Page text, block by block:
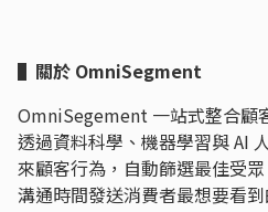
▌關於 OmniSegment
OmniSegement 一站式整合顧
透過資料科學、機器學習與 AI
來顧客行為，自動篩選最佳受
溝通時間發送消費者最想要看到